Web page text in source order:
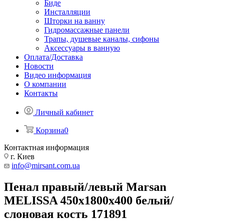
Биде
Инсталляции
Шторки на ванну
Гидромассажные панели
Трапы, душевые каналы, сифоны
Аксессуары в ванную
Оплата/Доставка
Новости
Видео информация
О компании
Контакты
Личный кабинет
Корзина0
Контактная информация
г. Киев
info@mirsant.com.ua
Пенал правый/левый Marsan
MELISSA 450x1800x400 белый/
слоновая кость 171891